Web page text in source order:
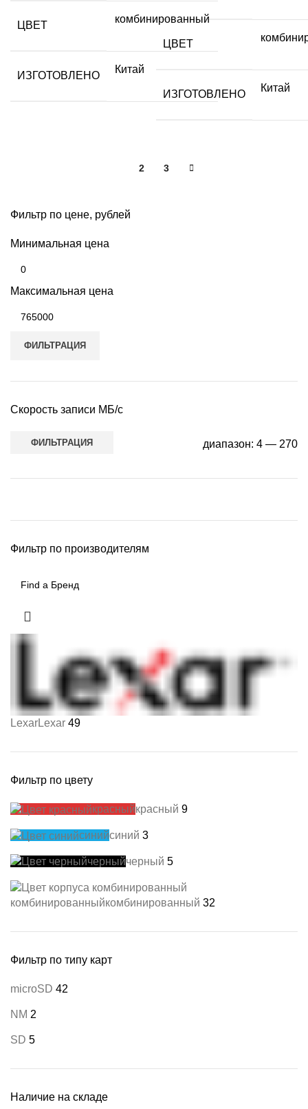
Фильтр по цене, рублей
Минимальная цена
Максимальная цена
ФИЛЬТРАЦИЯ
Скорость записи МБ/с
ФИЛЬТРАЦИЯ диапазон: 4 — 270
Фильтр по производителям
LexarLexar 49
Фильтр по цвету
красныйкрасный 9
синийсиний 3
черныйчерный 5
комбинированныйкомбинированный 32
Фильтр по типу карт
microSD 42
NM 2
SD 5
Наличие на складе
ЦВЕТ
комбинированный
ИЗГОТОВЛЕНО
Китай
ЦВЕТ
ИЗГОТОВЛЕНО
Китай
2 3